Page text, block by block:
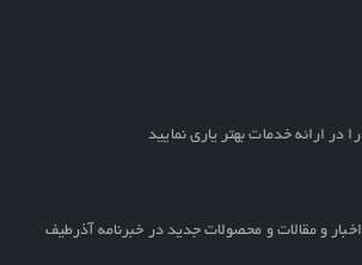
در ارائه خدمات بهتر یاری نمایید
و مقالات و محصولات جدید در خبرنامه آذرطیف